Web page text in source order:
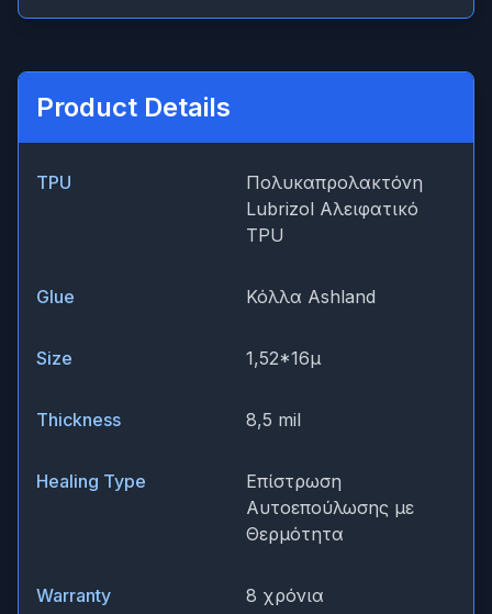
Product Details
TPU
Πολυκαπρολακτόνη
Lubrizol Αλειφατικό
TPU
Glue Κόλλα Ashland
Size 1,52*16μ
Thickness 8,5 mil
Healing Type
Επίστρωση
Αυτοεπούλωσης με
Θερμότητα
Warranty 8 χρόνια